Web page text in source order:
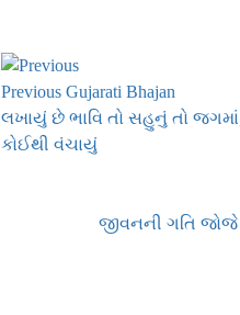
Previous Gujarati Bhajan
લખાયું છે ભાવિ તો સહુનું તો જગમાં,
કોઈથી વંચાયું
જીવનની ગતિ જોજે